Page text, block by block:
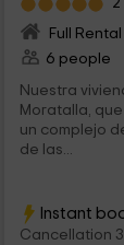
Full Rental
6 people
Nuestra
Moratalla,
un complejo
de las...
Instant
Cancellation